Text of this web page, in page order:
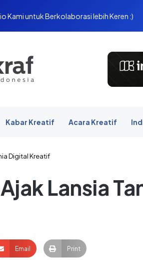
Kami untuk Berkolaborasi lebih Keren :)
Kabar Kreatif Acara Kreatif
Digital Kreatif
Lansia
Email Print